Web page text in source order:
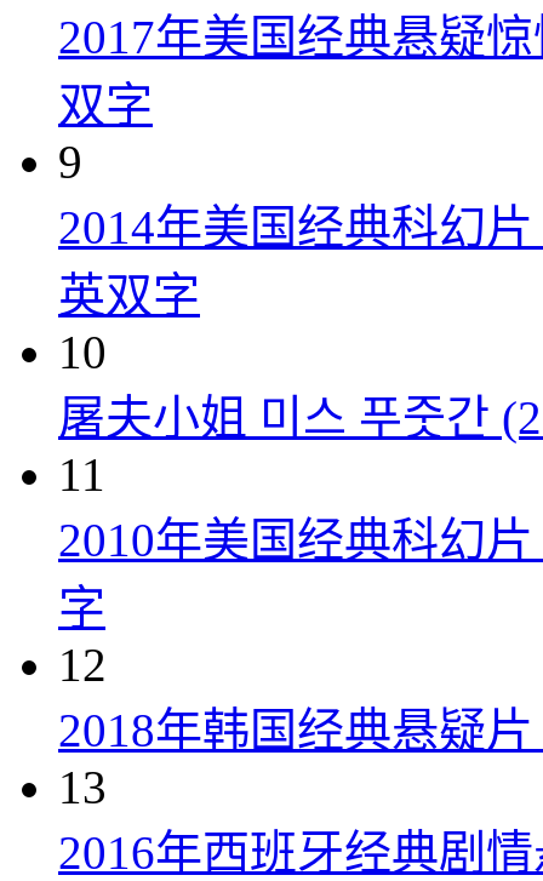
2017年美国经典悬疑
双字
9
2014年美国经典科幻
英双字
10
屠夫小姐 미스 푸줏간
11
2010年美国经典科幻
字
12
2018年韩国经典悬疑
13
2016年西班牙经典剧